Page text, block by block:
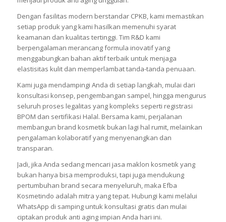
Dengan fasilitas modern berstandar CPKB, kami memastikan
setiap produk yang kami hasilkan memenuhi syarat
keamanan dan kualitas tertinggi. Tim R&D kami
berpengalaman merancang formula inovatif yang
menggabungkan bahan aktif terbaik untuk menjaga
elastisitas kulit dan memperlambat tanda-tanda penuaan.
Kami juga mendampingi Anda di setiap langkah, mulai dari
konsultasi konsep, pengembangan sampel, hingga mengurus
seluruh proses legalitas yang kompleks seperti registrasi
BPOM dan sertifikasi Halal. Bersama kami, perjalanan
membangun brand kosmetik bukan lagi hal rumit, melainkan
pengalaman kolaboratif yang menyenangkan dan
transparan.
Jadi, jika Anda sedang mencari jasa maklon kosmetik yang
bukan hanya bisa memproduksi, tapi juga mendukung
pertumbuhan brand secara menyeluruh, maka Efba
Kosmetindo adalah mitra yang tepat. Hubungi kami melalui
WhatsApp di samping untuk konsultasi gratis dan mulai
ciptakan produk anti aging impian Anda hari ini.